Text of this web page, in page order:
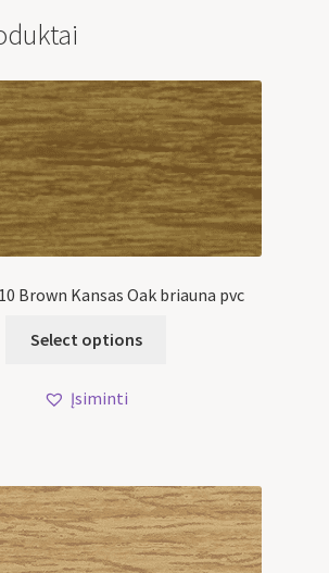
Brown Kansas Oak briauna pvc
Select options
Įsiminti